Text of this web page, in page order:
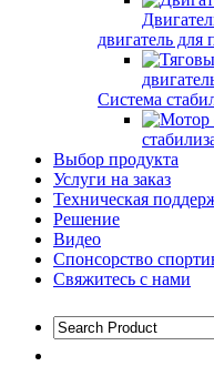
двигатель для
Система
Выбор продукта
Услуги на заказ
Техническая
Решение
Видео
Спонсорство
Свяжитесь с нами